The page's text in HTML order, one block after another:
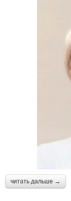
читать дальше →